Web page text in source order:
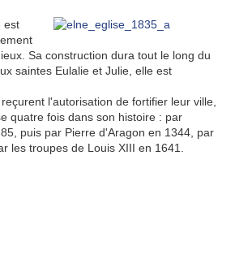
est
Sa construction dura tout le long du
saintes Eulalie et Julie, elle est
l'autorisation de fortifier leur ville,
quatre fois dans son histoire : par
puis par Pierre d'Aragon en 1344, par
les troupes de Louis XIII en 1641.